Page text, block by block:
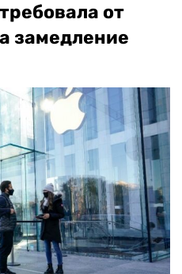
от
замедление